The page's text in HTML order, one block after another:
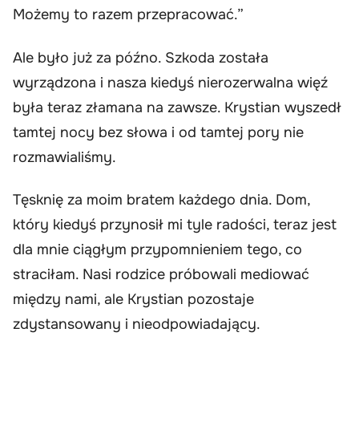
Możemy to razem przepracować.”
Ale było już za późno. Szkoda została
wyrządzona i nasza kiedyś nierozerwalna więź
była teraz złamana na zawsze. Krystian wyszedł
tamtej nocy bez słowa i od tamtej pory nie
rozmawialiśmy.
Tęsknię za moim bratem każdego dnia. Dom,
który kiedyś przynosił mi tyle radości, teraz jest
dla mnie ciągłym przypomnieniem tego, co
straciłam. Nasi rodzice próbowali mediować
między nami, ale Krystian pozostaje
zdystansowany i nieodpowiadający.